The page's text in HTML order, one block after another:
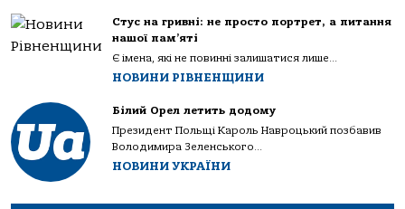
Стус на гривні: не просто портрет, а питання
нашої пам’яті
Є імена, які не повинні залишатися лише...
НОВИНИ РІВНЕНЩИНИ
Білий Орел летить додому
Президент Польщі Кароль Навроцький позбавив
Володимира Зеленського...
НОВИНИ УКРАЇНИ